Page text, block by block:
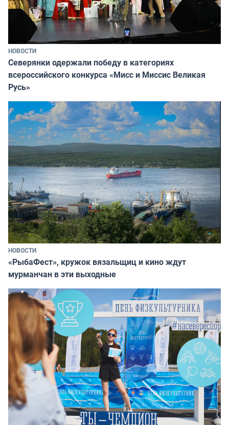
НОВОСТИ
Северянки одержали победу в категориях
всероссийского конкурса «Мисс и Миссис Великая
Русь»
НОВОСТИ
«РыбаФест», кружок вязальщиц и кино ждут
мурманчан в эти выходные